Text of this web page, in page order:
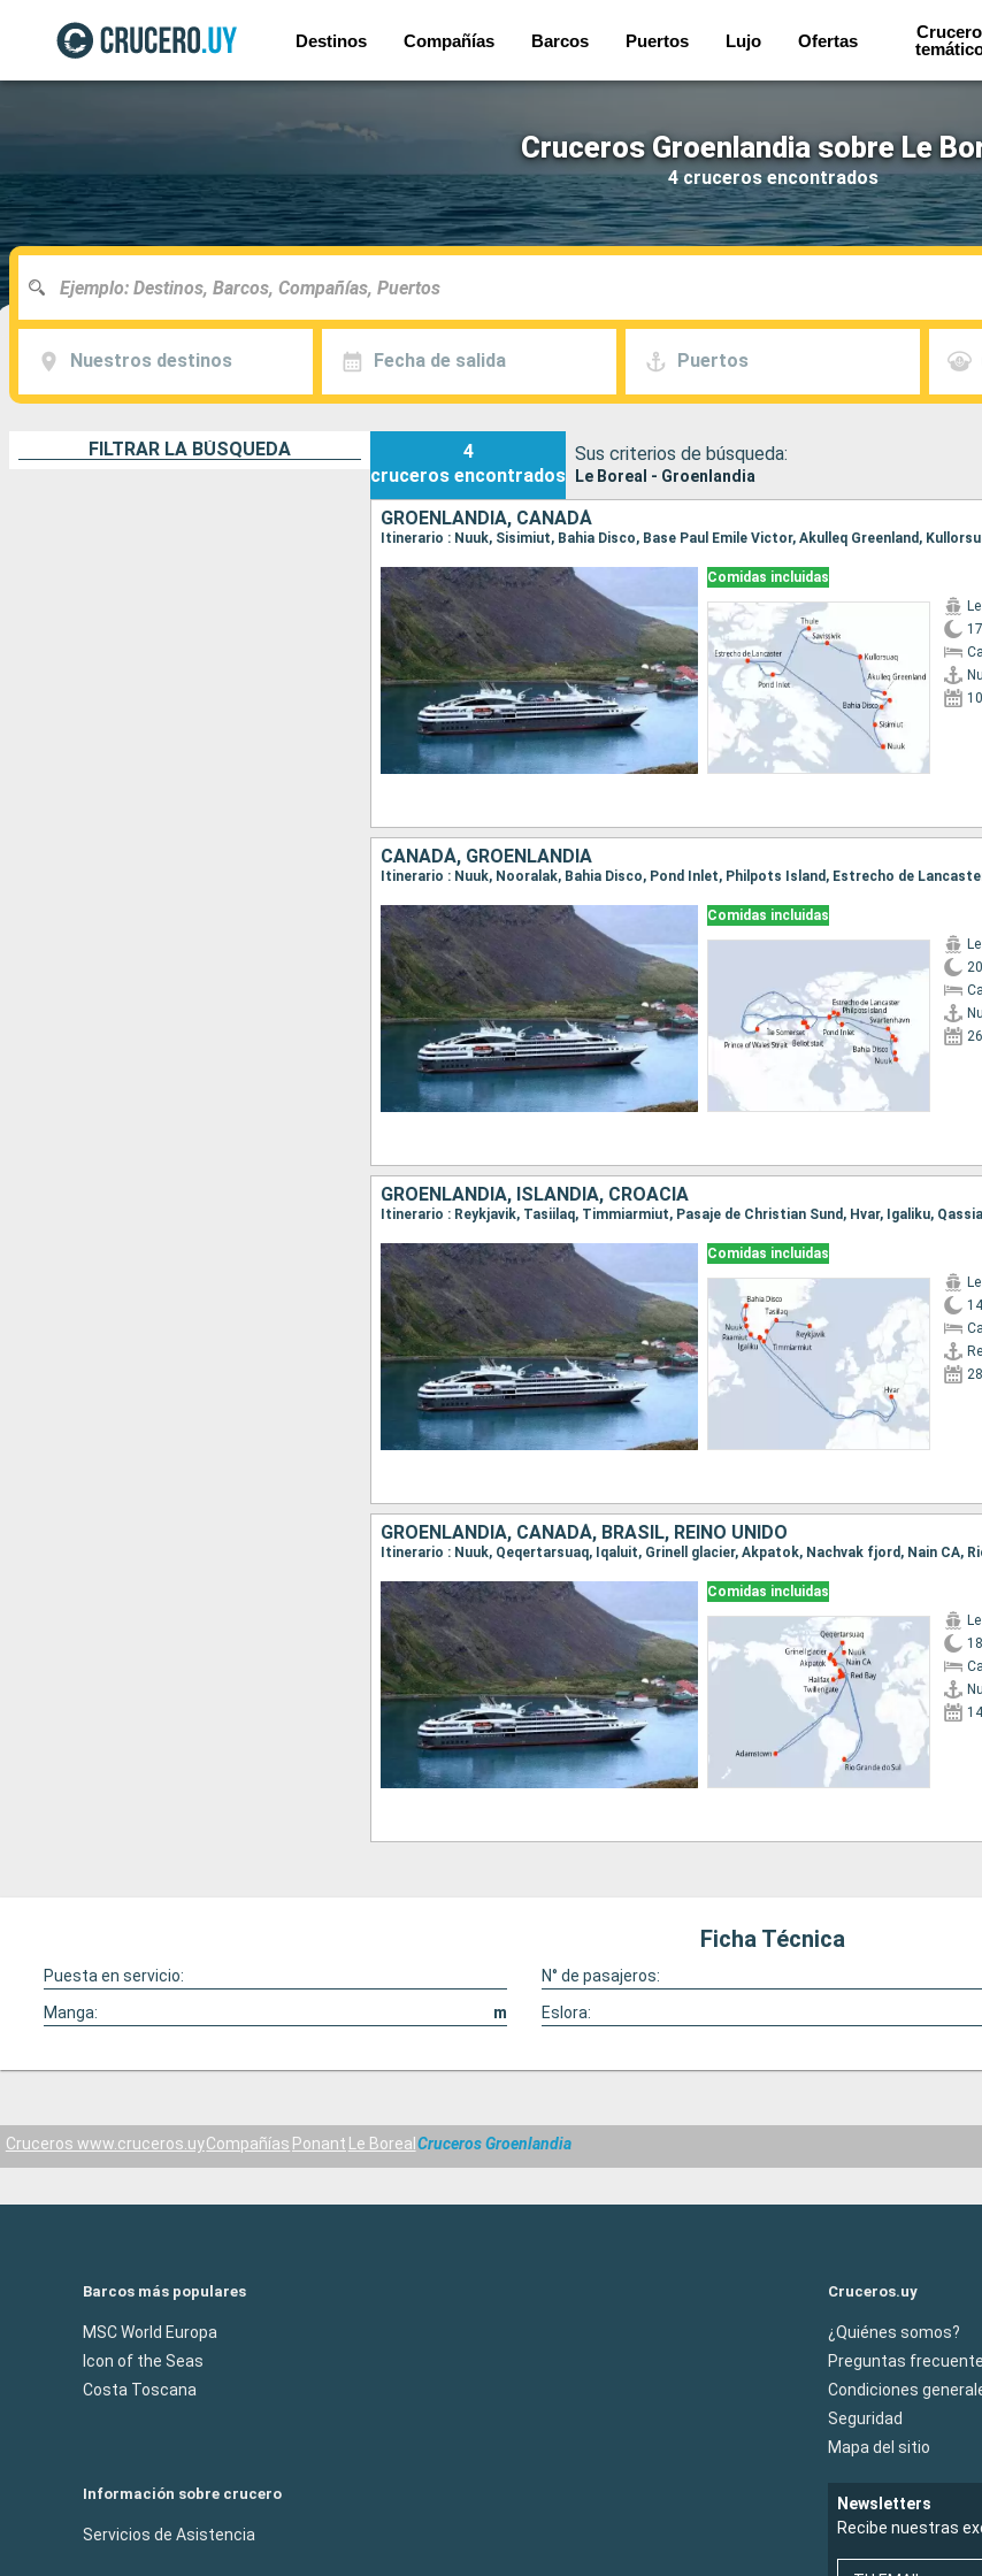
Destinos Compañías Barcos Puertos Lujo Ofertas
Cruceros Groenlandia sobre Le
4 cruceros encontrados
Nuestros destinos Fecha de salida Puertos
FILTRAR LA BÚSQUEDA
4
cruceros encontrados
Sus criterios de búsqueda:
Le Boreal - Groenlandia
GROENLANDIA, CANADÁ
Comidas incluidas
CANADÁ, GROENLANDIA
Comidas incluidas
GROENLANDIA, ISLANDIA, CROACIA
Comidas incluidas
GROENLANDIA, CANADÁ, BRASIL, REINO UNIDO
Comidas incluidas
Ficha Técnica
Puesta en servicio: N° de pasajeros:
Manga:
m Eslora:
Cruceros www.cruceros.uyCompañías Ponant Le Boreal Cruceros Groenlandia
Barcos más populares
MSC World Europa
Icon of the Seas
Costa Toscana
Cruceros.uy
¿Quiénes somos?
Preguntas
Condiciones
Seguridad
Mapa del sitio
Información sobre crucero
Servicios de Asistencia
Newsletters
Recibe nuestras